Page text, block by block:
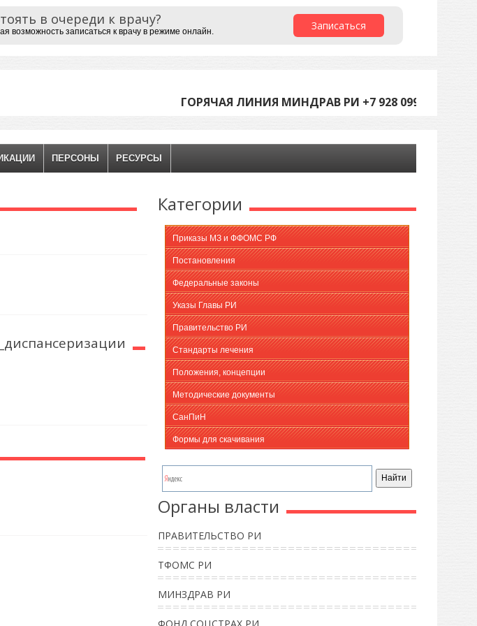
Записаться
в очереди к врачу?
возможность записаться к врачу в режиме онлайн.
ГОРЯЧАЯ ЛИНИЯ МИНДРАВ РИ +7 928 099-05-45
ПЕРСОНЫ РЕСУРСЫ
Категории
Приказы МЗ и ФФОМС РФ
Постановления
Федеральные законы
Указы Главы РИ
Правительство РИ
Стандарты лечения
Положения, концепции
Методические документы
СанПиН
Формы для скачивания
Органы власти
ПРАВИТЕЛЬСТВО РИ
ТФОМС РИ
МИНЗДРАВ РИ